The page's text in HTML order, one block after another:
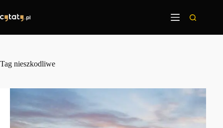
treści
Tag nieszkodliwe